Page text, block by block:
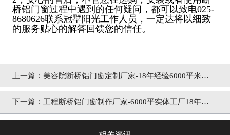
桥铝门窗过程中遇到的任何疑问，都可以致电025-
8680626联系冠墅阳光工作人员，一定达将以细致
的服务贴心的解答回馈您的信任。
上一篇： 美容院断桥铝门窗定制厂家-18年经验6000平米工
厂[冠墅阳光]
下一篇： 工程断桥铝门窗制作厂家-6000平实体工厂18年经